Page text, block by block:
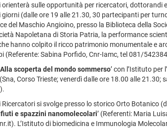
sulle opportunità per ricercatori, dottorandi
(dalle ore 19 alle 21.30, 30 partecipanti per
del Maschio Angioino, presso la Biblioteca della
Napoletana di Storia Patria, la performance
hanno colpito il ricco patrimonio monumentale e
(Referente: Sabina Porfido, Cnr-Iamc, tel 081/
Alla scoperta del mondo sommerso’ con l’Istituto
Corso Trieste; venerdì dalle ore 18.00 alle
).
si svolge presso lo storico Orto Botanico
e spazzini nanomolecolari’ (Referenti: Maria
L’Istituto di biomedicina e Immunologia